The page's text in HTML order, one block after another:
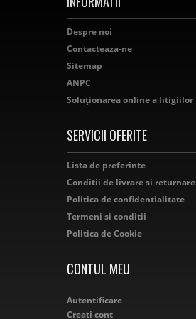
Despre noi
Contacteaza-ne
Sitemap
ANPC
Soluționarea online a litigiilor
SERVICII OFERITE
Lista de preferinte
Conditii de livrare si returnare
Politica de confidentialitate
Termeni si conditii
Politica de Cookie
CONTUL MEU
Autentificare
Creati cont